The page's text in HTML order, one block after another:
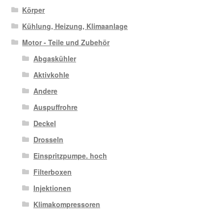
Körper
Kühlung, Heizung, Klimaanlage
Motor - Teile und Zubehör
Abgaskühler
Aktivkohle
Andere
Auspuffrohre
Deckel
Drosseln
Einspritzpumpe. hoch
Filterboxen
Injektionen
Klimakompressoren